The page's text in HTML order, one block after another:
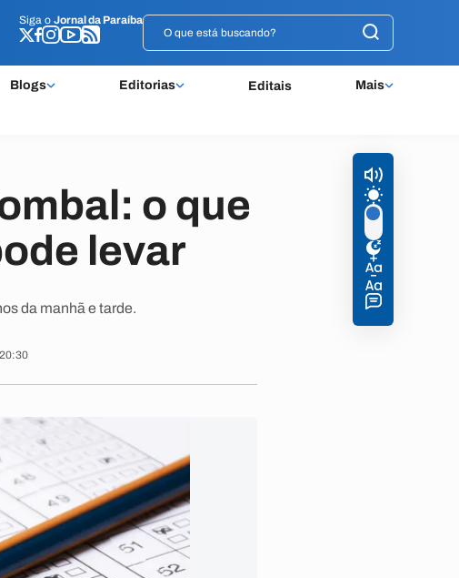
Siga o Jornal da Paraíba
Blogs Editorias Editais Mais
Siga o Jornal da Paraíba
o que
levar
da manhã e tarde.